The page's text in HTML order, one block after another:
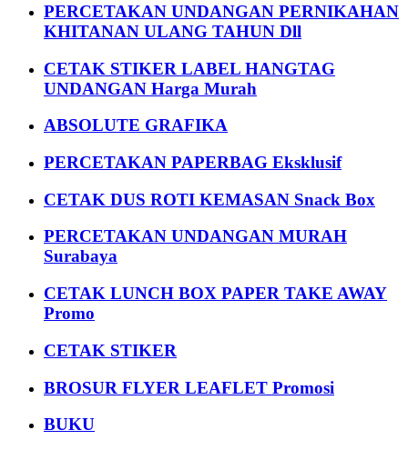
PERCETAKAN UNDANGAN PERNIKAHAN
KHITANAN ULANG TAHUN Dll
CETAK STIKER LABEL HANGTAG
UNDANGAN Harga Murah
ABSOLUTE GRAFIKA
PERCETAKAN PAPERBAG Eksklusif
CETAK DUS ROTI KEMASAN Snack Box
PERCETAKAN UNDANGAN MURAH
Surabaya
CETAK LUNCH BOX PAPER TAKE AWAY
Promo
CETAK STIKER
BROSUR FLYER LEAFLET Promosi
BUKU